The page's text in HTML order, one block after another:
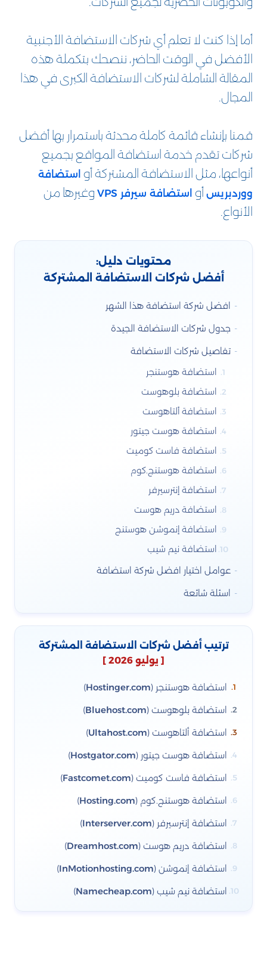
أما إذا كنت لا تعلم أي شركات الاستضافة الأجنبية
الأفضل في الوقت الحاضر، ننصحك بتكملة هذه
المقالة الشاملة لشركات الاستضافة الكبرى في هذا
المجال.
قمنا بإنشاء قائمة كاملة محدثة باستمرار بها أفضل
شركات تقدم خدمة استضافة المواقع بجميع
أنواعها، مثل الاستضافة المشتركة أو استضافة
ووردبريس أو استضافة سيرفر VPS
وغيرها من
الأنواع.
محتويات دليل:
أفضل شركات الاستضافة المشتركة
افضل شركة استضافة هذا الشهر
جدول شركات الاستضافة الجيدة
تفاصيل شركات الاستضافة
استضافة هوستنجر
استضافة بلوهوست
استضافة ألتاهوست
استضافة هوست جيتور
استضافة فاست كوميت
استضافة هوستنج.كوم
استضافة إنترسيرفر
استضافة دريم هوست
استضافة إنموشن هوستنج
استضافة نيم شيب
عوامل اختيار افضل شركة استضافة
اسئلة شائعة
ترتيب أفضل شركات الاستضافة المشتركة
[ يوليو 2026 ]
استضافة هوستنجر (Hostinger.com
)
استضافة بلوهوست (Bluehost.com
)
استضافة ألتاهوست (Ultahost.com
)
استضافة هوست جيتور (Hostgator.com
)
استضافة فاست كوميت (Fastcomet.com
)
استضافة هوستنج.كوم (Hosting.com
)
استضافة إنترسيرفر (Interserver.com
)
استضافة دريم هوست (Dreamhost.com
)
استضافة إنموشن (InMotionhosting.com
)
استضافة نيم شيب (Namecheap.com
)